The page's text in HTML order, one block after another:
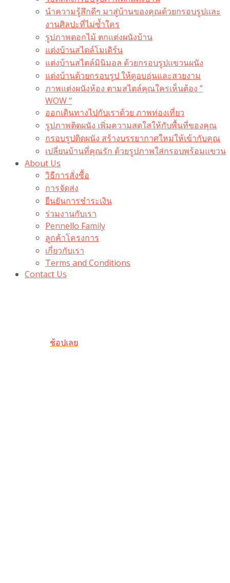
นำความรู้สึกดีๆ มาสู่บ้านของคุณด้วยกรอบรูปและ
งานศิลปะที่ไม่ซ้ำใคร
รูปภาพดอกไม้ ตกแต่งผนังบ้าน
แต่งบ้านสไตล์โมเดิร์น
แต่งบ้านสไตล์มินิมอล ด้วยกรอบรูปแขวนผนัง
แต่งบ้านด้วยกรอบรูป ให้ดูอบอุ่นและสวยงาม
ภาพแต่งผนังห้อง ตามสไตล์คุณใครเห็นต้อง ”
WOW “
ออกเดินทางไปกับเราด้วย ภาพท่องเที่ยว
รูปภาพติดผนัง เพิ่มความสดใสให้กับพื้นที่ของคุณ
กรอบรูปติดผนัง สร้างบรรยากาศใหม่ให้เข้ากับคุณ
เปลี่ยนบ้านที่คุณรัก ด้วยรูปภาพใส่กรอบพร้อมแขวน​
About Us
วิธีการสั่งซื้อ
การจัดส่ง
ยืนยันการชำระเงิน
ร่วมงานกับเรา
Pennello Family
ลูกค้าโครงการ
เกี่ยวกับเรา
Terms and Conditions
Contact Us
ช้อปเลย